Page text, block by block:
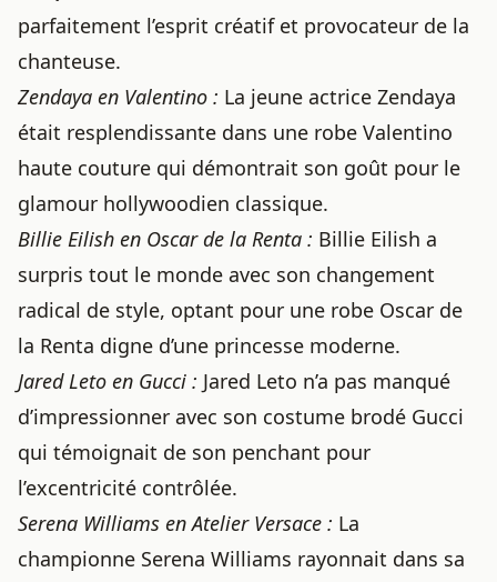
parfaitement l’esprit créatif et provocateur de la
chanteuse.
Zendaya en Valentino : La jeune actrice Zendaya
était resplendissante dans une robe Valentino
haute couture qui démontrait son goût pour le
glamour hollywoodien classique.
Billie Eilish en Oscar de la Renta : Billie Eilish a
surpris tout le monde avec son changement
radical de style, optant pour une robe Oscar de
la Renta digne d’une princesse moderne.
Jared Leto en Gucci : Jared Leto n’a pas manqué
d’impressionner avec son costume brodé Gucci
qui témoignait de son penchant pour
l’excentricité contrôlée.
Serena Williams en Atelier Versace : La
championne Serena Williams rayonnait dans sa